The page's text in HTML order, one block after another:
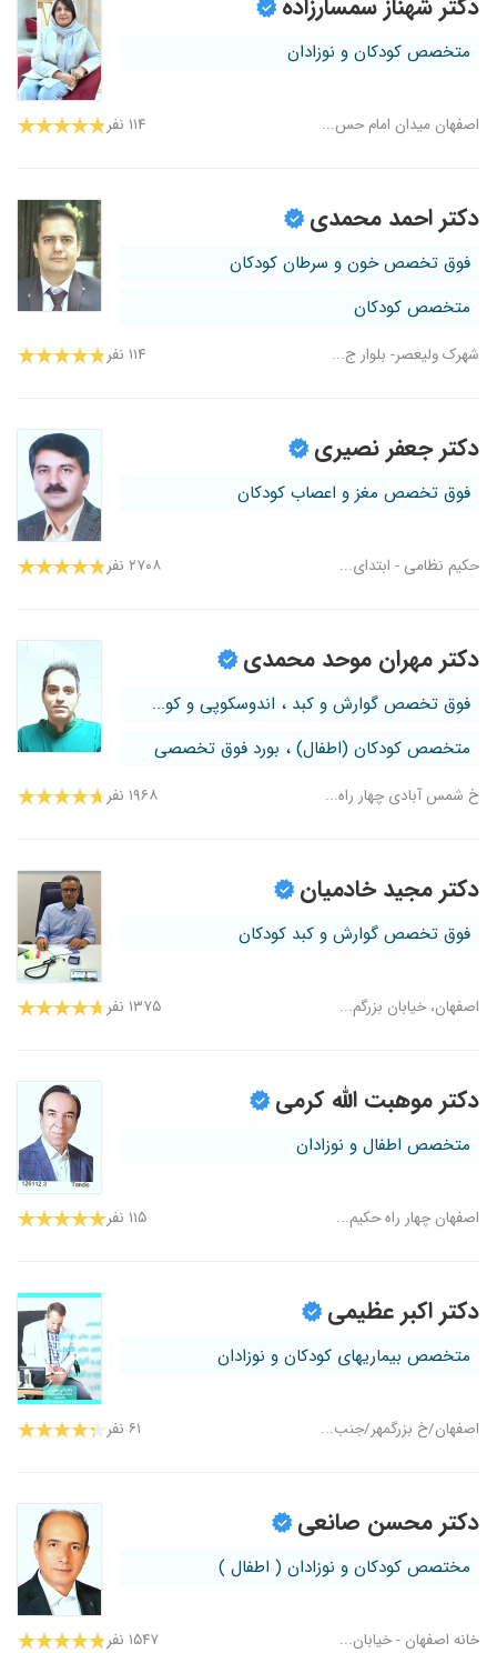
متخصص کودکان و نوزادان
اصفهان میدان امام حس... ۱۱۴ نفر
دکتر احمد محمدی
فوق تخصص خون و سرطان کودکان
متخصص کودکان
شهرک ولیعصر- بلوار ج... ۱۱۴ نفر
دکتر جعفر نصیری
فوق تخصص مغز و اعصاب کودکان
حکیم نظامی - ابتدای... ۲۷۰۸ نفر
دکتر مهران موحد محمدی
فوق تخصص گوارش و کبد ، اندوسکوپی و کو...
متخصص کودکان (اطفال) ، بورد فوق تخصصی
خ شمس آبادی چهار راه... ۱۹۶۸ نفر
دکتر مجید خادمیان
فوق تخصص گوارش و کبد کودکان
اصفهان، خیابان بزرگم... ۱۳۷۵ نفر
دکتر موهبت الله کرمی
متخصص اطفال و نوزادان
اصفهان چهار راه حکیم... ۱۱۵ نفر
دکتر اکبر عظیمی
متخصص بیماریهای کودکان و نوزادان
اصفهان/خ بزرگمهر/جنب... ۶۱ نفر
دکتر محسن صانعی
مختصص کودکان و نوزادان ( اطفال )
خانه اصفهان - خیابان... ۱۵۴۷ نفر